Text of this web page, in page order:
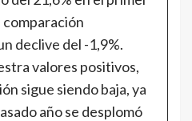
comparación
declive del -1,9%.
valores positivos,
sigue siendo baja, ya
año se desplomó